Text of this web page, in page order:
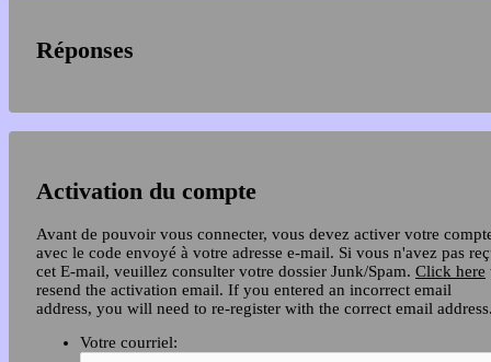
Réponses
Activation du compte
Avant de pouvoir vous connecter, vous devez activer votre
avec le code envoyé à votre adresse e-mail. Si vous n'avez pas
cet E-mail, veuillez consulter votre dossier Junk/Spam. Click here
resend the activation email. If you entered an incorrect email
address, you will need to re-register with the correct email
Votre courriel: